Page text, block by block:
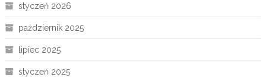
styczeń 2026
październik 2025
lipiec 2025
styczeń 2025